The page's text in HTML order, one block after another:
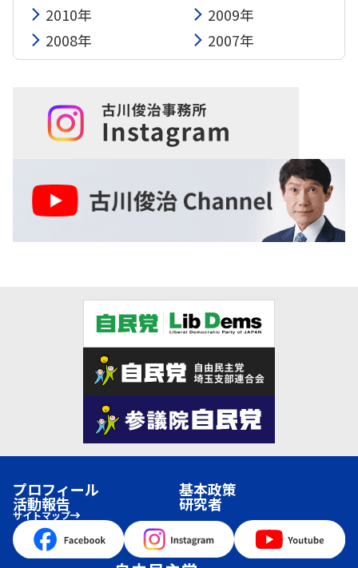
2010年
2009年
2008年
2007年
プロフィール 基本政策
活動報告 研究者
サイトマップ